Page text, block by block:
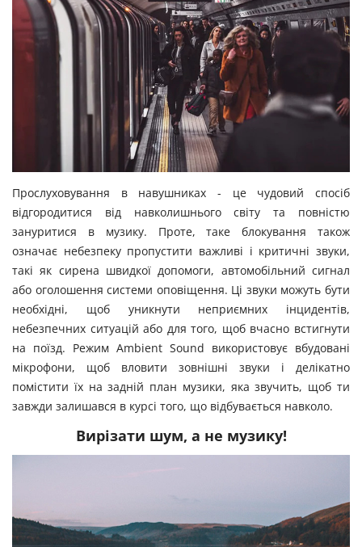
Прослуховування в навушниках - це чудовий спосіб
відгородитися від навколишнього світу та повністю
зануритися в музику. Проте, таке блокування також
означає небезпеку пропустити важливі і критичні звуки,
такі як сирена швидкої допомоги, автомобільний сигнал
або оголошення системи оповіщення. Ці звуки можуть бути
необхідні, щоб уникнути неприємних інцидентів,
небезпечних ситуацій або для того, щоб вчасно встигнути
на поїзд. Режим Ambient Sound використовує вбудовані
мікрофони, щоб вловити зовнішні звуки і делікатно
помістити їх на задній план музики, яка звучить, щоб ти
завжди залишався в курсі того, що відбувається навколо.
Вирізати шум, а не музику!